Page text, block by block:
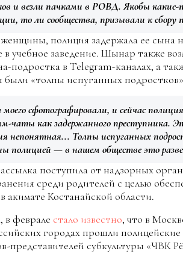
и везли пачками в РОВД. Якобы какие-
то ли сообщества, призывали к
полиция задержала ее сына
в учебное заведение. Шынар также
подростка в Telegram-каналах, а
были «толпы испуганных
моего сфотографировали, и сейчас
чаты как задержанного преступника.
непонятная... Толпы испуганных
полицией — в нашем обществе это
поступила от надзорных
среди родителей с целью
акимате Костанайской области.
феврале стало известно, что в
городах прошли
представителей субкультуры «ЧВК